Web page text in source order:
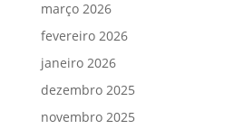
março 2026
fevereiro 2026
janeiro 2026
dezembro 2025
novembro 2025